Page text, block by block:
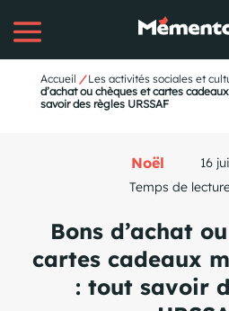
Accueil / Les activités sociales et
d’achat ou chèques et cartes
savoir des règles URSSAF
Noël
16
Temps de
Bons d’achat
cartes cadeaux
: tout savoir